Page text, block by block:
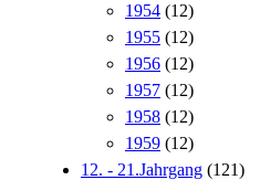
1954 (12)
1955 (12)
1956 (12)
1957 (12)
1958 (12)
1959 (12)
12. - 21.Jahrgang (121)